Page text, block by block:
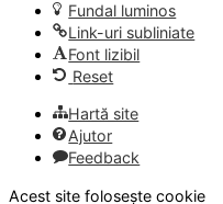
Fundal luminos
Link-uri subliniate
Font lizibil
Reset
Hartă site
Ajutor
Feedback
Acest site folosește cookie